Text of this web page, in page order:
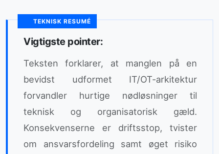
TEKNISK RESUMÉ
Vigtigste pointer:
Teksten forklarer, at manglen på en
bevidst udformet IT/OT-arkitektur
forvandler hurtige nødløsninger til
teknisk og organisatorisk gæld.
Konsekvenserne er driftsstop, tvister
om ansvarsfordeling samt øget risiko